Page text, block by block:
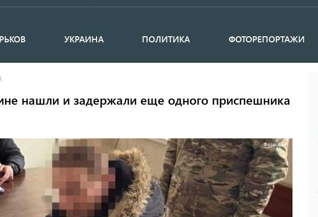
УКРАИНА ПОЛИТИКА ФОТОРЕПОРТАЖИ
нашли и задержали еще одного приспешника
Фото: СБУ